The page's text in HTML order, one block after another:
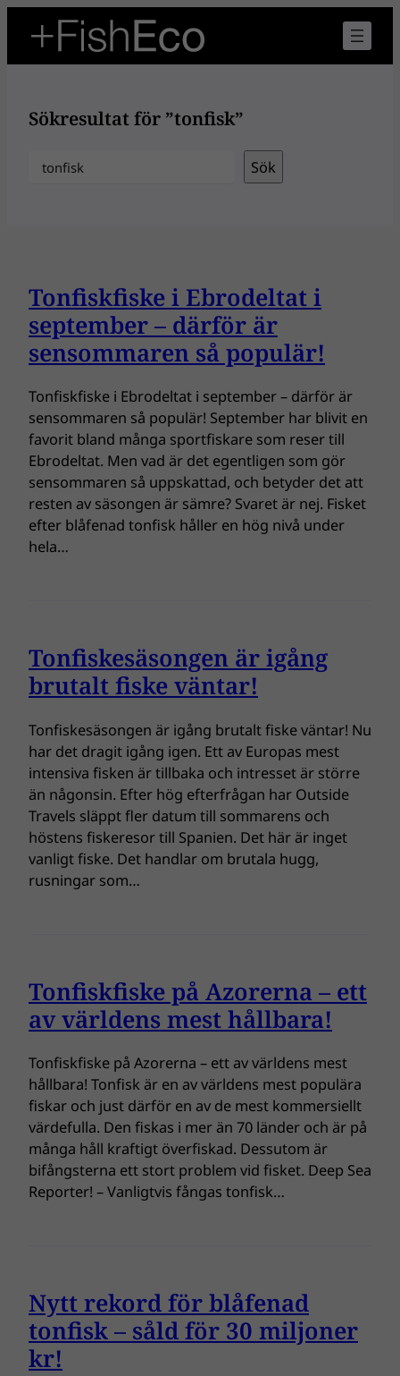
innehåll
Sökresultat för ”tonfisk”
Sök Sök
Tonfiskfiske i Ebrodeltat i
september – därför är
sensommaren så populär!
Tonfiskfiske i Ebrodeltat i september – därför är
sensommaren så populär! September har blivit en
favorit bland många sportfiskare som reser till
Ebrodeltat. Men vad är det egentligen som gör
sensommaren så uppskattad, och betyder det att
resten av säsongen är sämre? Svaret är nej. Fisket
efter blåfenad tonfisk håller en hög nivå under
hela…
Tonfiskesäsongen är igång
brutalt fiske väntar!
Tonfiskesäsongen är igång brutalt fiske väntar! Nu
har det dragit igång igen. Ett av Europas mest
intensiva fisken är tillbaka och intresset är större
än någonsin. Efter hög efterfrågan har Outside
Travels släppt fler datum till sommarens och
höstens fiskeresor till Spanien. Det här är inget
vanligt fiske. Det handlar om brutala hugg,
rusningar som…
Tonfiskfiske på Azorerna – ett
av världens mest hållbara!
Tonfiskfiske på Azorerna – ett av världens mest
hållbara! Tonfisk är en av världens mest populära
fiskar och just därför en av de mest kommersiellt
värdefulla. Den fiskas i mer än 70 länder och är på
många håll kraftigt överfiskad. Dessutom är
bifångsterna ett stort problem vid fisket. Deep Sea
Reporter! – Vanligtvis fångas tonfisk…
Nytt rekord för blåfenad
tonfisk – såld för 30 miljoner
kr!